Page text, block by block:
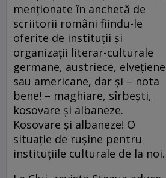
menţionate în anchetă de
scriitorii români fiindu-le
oferite de instituţii şi
organizaţii literar-culturale
germane, austriece, elveţiene
sau americane, dar şi – nota
bene! – maghiare, sîrbeşti,
kosovare şi albaneze.
Kosovare şi albaneze! O
situaţie de ruşine pentru
instituţiile culturale de la noi.